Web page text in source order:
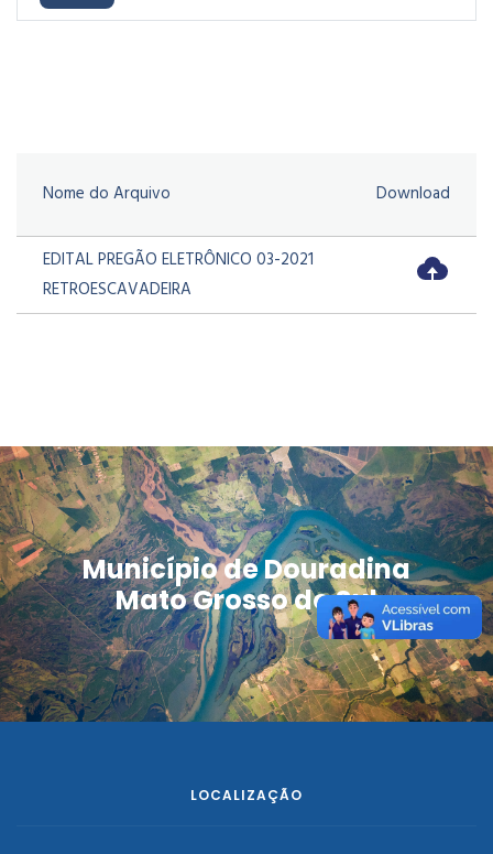
Nome do Arquivo Download
EDITAL PREGÃO ELETRÔNICO 03-2021
RETROESCAVADEIRA
Município de Douradina
Mato Grosso do Sul
LOCALIZAÇÃO